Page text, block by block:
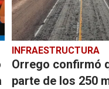
INFRAESTRUCTURA
Orrego confirmó
parte de los 250